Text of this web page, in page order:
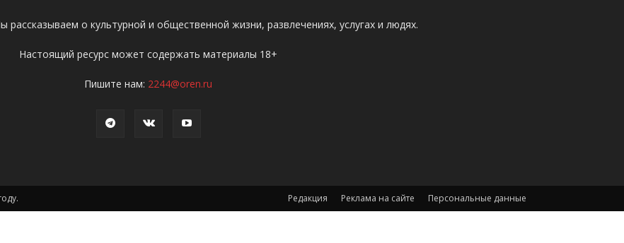
рассказываем о культурной и общественной жизни, развлечениях, услугах и людях.
Настоящий ресурс может содержать материалы 18+
Пишите нам: 2244@oren.ru
Редакция Реклама на сайте Персональные данные